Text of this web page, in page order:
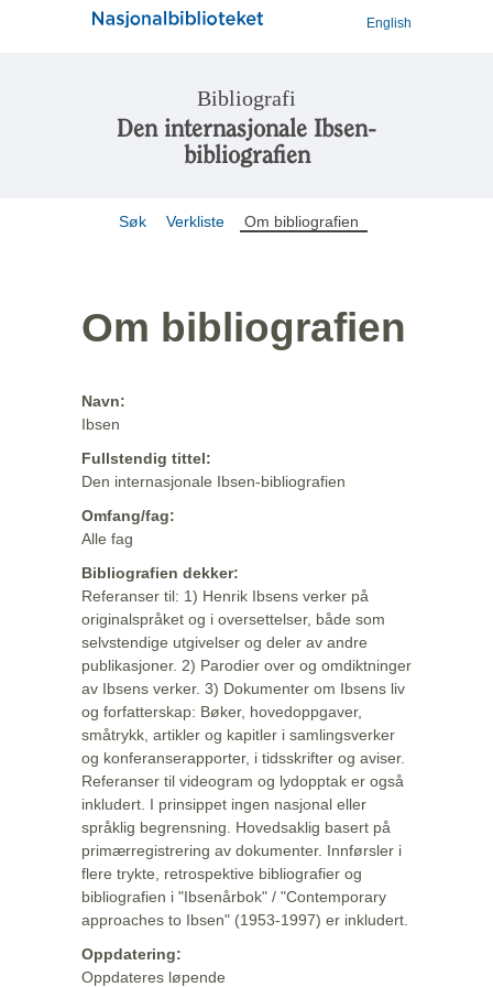
English
Bibliografi
Den internasjonale Ibsen-
bibliografien
Søk Verkliste Om bibliografien
Om bibliografien
Navn:
Ibsen
Fullstendig tittel:
Den internasjonale Ibsen-bibliografien
Omfang/fag:
Alle fag
Bibliografien dekker:
Referanser til: 1) Henrik Ibsens verker på
originalspråket og i oversettelser, både som
selvstendige utgivelser og deler av andre
publikasjoner. 2) Parodier over og omdiktninger
av Ibsens verker. 3) Dokumenter om Ibsens liv
og forfatterskap: Bøker, hovedoppgaver,
småtrykk, artikler og kapitler i samlingsverker
og konferanserapporter, i tidsskrifter og aviser.
Referanser til videogram og lydopptak er også
inkludert. I prinsippet ingen nasjonal eller
språklig begrensning. Hovedsaklig basert på
primærregistrering av dokumenter. Innførsler i
flere trykte, retrospektive bibliografier og
bibliografien i "Ibsenårbok" / "Contemporary
approaches to Ibsen" (1953-1997) er inkludert.
Oppdatering:
Oppdateres løpende